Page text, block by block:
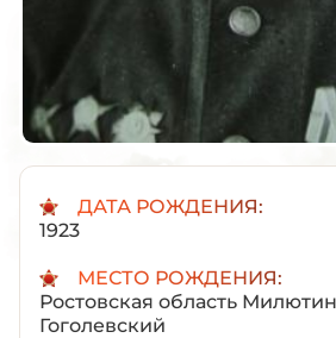
ДАТА РОЖДЕНИЯ:
1923
МЕСТО РОЖДЕНИЯ:
Ростовская область
Гоголевский